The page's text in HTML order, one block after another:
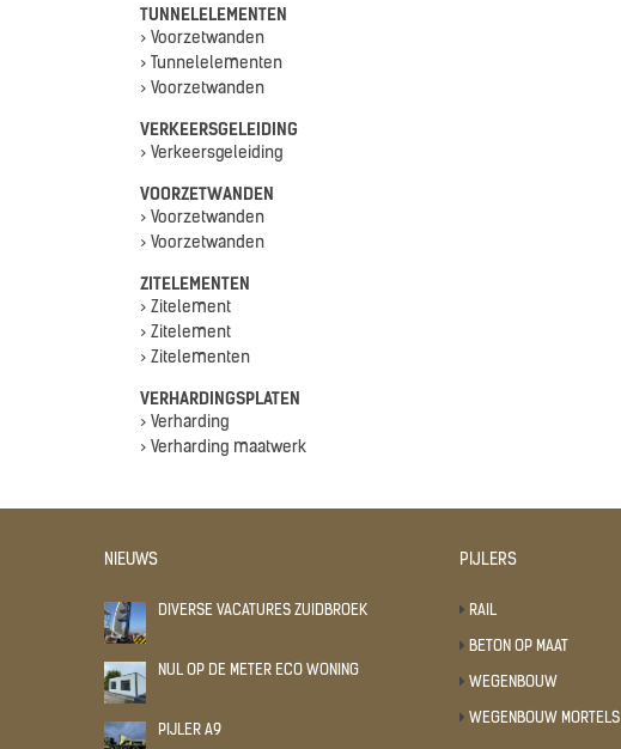
TUNNELELEMENTEN
> Voorzetwanden
> Tunnelelementen
> Voorzetwanden
VERKEERSGELEIDING
> Verkeersgeleiding
VOORZETWANDEN
> Voorzetwanden
> Voorzetwanden
ZITELEMENTEN
> Zitelement
> Zitelement
> Zitelementen
VERHARDINGSPLATEN
> Verharding
> Verharding maatwerk
NIEUWS
DIVERSE VACATURES ZUIDBROEK
NUL OP DE METER ECO WONING
PIJLER A9
PIJLERS
RAIL
BETON OP MAAT
WEGENBOUW
WEGENBOUW MORTELS